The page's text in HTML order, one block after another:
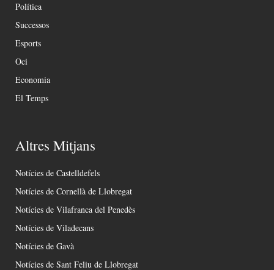
Política
Successos
Esports
Oci
Economia
El Temps
Altres Mitjans
Notícies de Castelldefels
Notícies de Cornellà de Llobregat
Notícies de Vilafranca del Penedès
Notícies de Viladecans
Notícies de Gavà
Notícies de Sant Feliu de Llobregat